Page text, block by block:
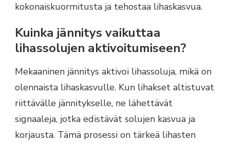
kokonaiskuormitusta ja tehostaa lihaskasvua.
Kuinka jännitys vaikuttaa
lihassolujen aktivoitumiseen?
Mekaaninen jännitys aktivoi lihassoluja, mikä on
olennaista lihaskasvulle. Kun lihakset altistuvat
riittävälle jännitykselle, ne lähettävät
signaaleja, jotka edistävät solujen kasvua ja
korjausta. Tämä prosessi on tärkeä lihasten